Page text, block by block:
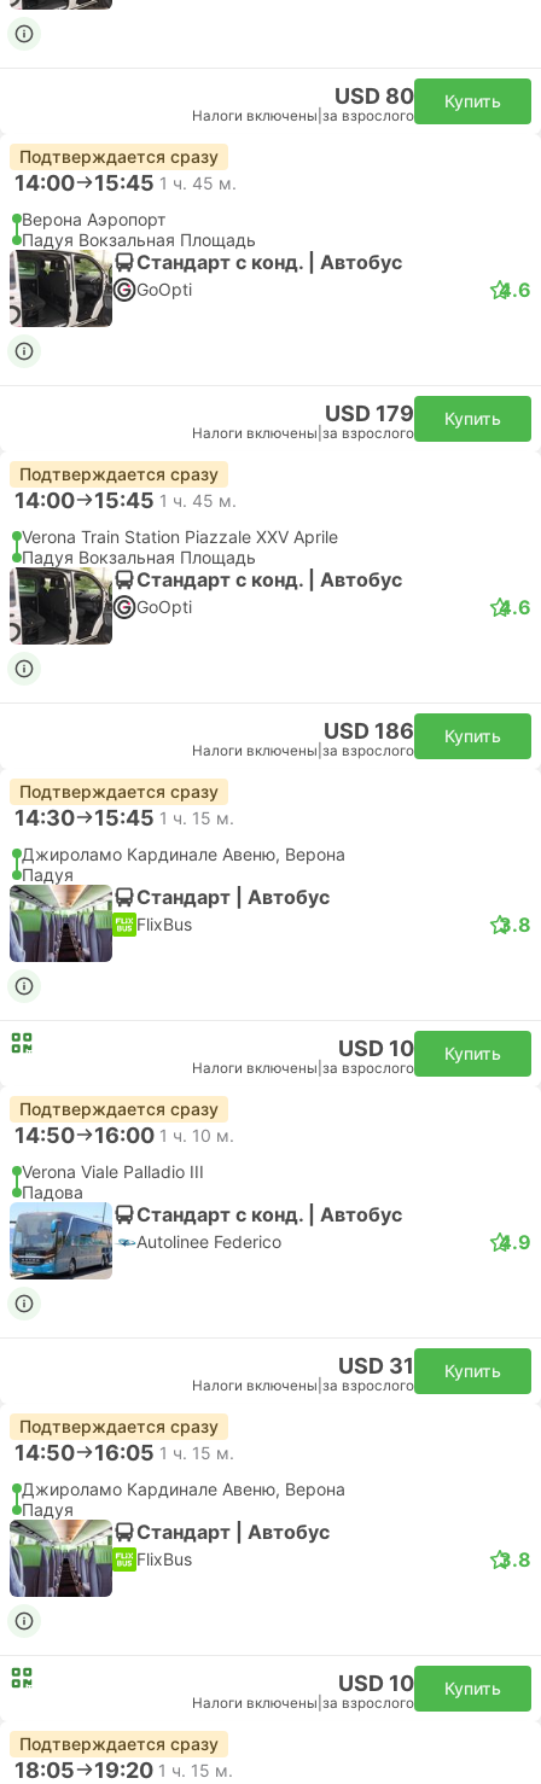
USD 80
Налоги включены за взрослого
Купить
Подтверждается сразу
14:00 15:45 1 ч. 45 м.
Верона Аэропорт
Падуя Вокзальная Площадь
Стандарт с конд. | Автобус
GoOpti 4.6
USD 179
Налоги включены за взрослого
Купить
Подтверждается сразу
14:00 15:45 1 ч. 45 м.
Verona Train Station Piazzale XXV Aprile
Падуя Вокзальная Площадь
Стандарт с конд. | Автобус
GoOpti 4.6
USD 186
Налоги включены за взрослого
Купить
Подтверждается сразу
14:30 15:45 1 ч. 15 м.
Джироламо Кардинале Авеню, Верона
Падуя
Стандарт | Автобус
FlixBus 3.8
USD 10
Налоги включены за взрослого
Купить
Подтверждается сразу
14:50 16:00 1 ч. 10 м.
Verona Viale Palladio III
Падова
Стандарт с конд. | Автобус
Autolinee Federico 4.9
USD 31
Налоги включены за взрослого
Купить
Подтверждается сразу
14:50 16:05 1 ч. 15 м.
Джироламо Кардинале Авеню, Верона
Падуя
Стандарт | Автобус
FlixBus 3.8
USD 10
Налоги включены за взрослого
Купить
Подтверждается сразу
18:05 19:20 1 ч. 15 м.